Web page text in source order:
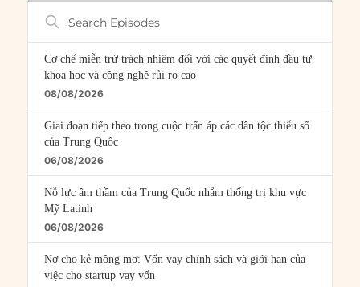
Search
Episodes
Cơ chế miễn trừ trách nhiệm đối với các quyết định đầu tư
khoa học và công nghệ rủi ro cao
08/08/2026
Giai đoạn tiếp theo trong cuộc trấn áp các dân tộc thiểu số
của Trung Quốc
06/08/2026
Nỗ lực âm thầm của Trung Quốc nhằm thống trị khu vực
Mỹ Latinh
06/08/2026
Nợ cho kẻ mộng mơ: Vốn vay chính sách và giới hạn của
việc cho startup vay vốn